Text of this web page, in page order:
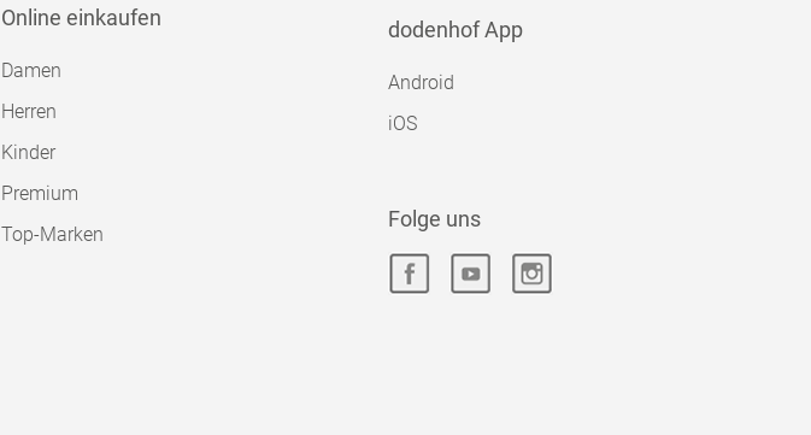
Online einkaufen
Damen
Herren
Kinder
Premium
Top-Marken
dodenhof App
Android
iOS
Folge uns